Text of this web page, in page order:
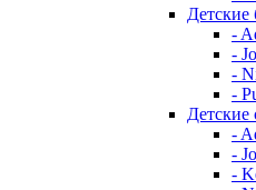
Детские
-
-
-
-
Детские
-
-
-